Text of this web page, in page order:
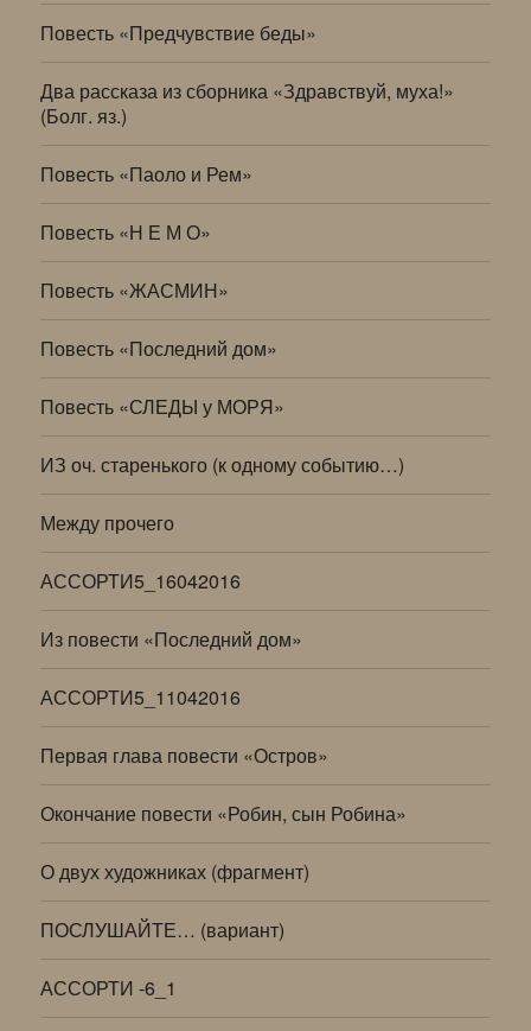
Повесть «Предчувствие беды»
Два рассказа из сборника «Здравствуй, муха!»
(Болг. яз.)
Повесть «Паоло и Рем»
Повесть «Н Е М О»
Повесть «ЖАСМИН»
Повесть «Последний дом»
Повесть «СЛЕДЫ у МОРЯ»
ИЗ оч. старенького (к одному событию…)
Между прочего
АССОРТИ5_16042016
Из повести «Последний дом»
АССОРТИ5_11042016
Первая глава повести «Остров»
Окончание повести «Робин, сын Робина»
О двух художниках (фрагмент)
ПОСЛУШАЙТЕ… (вариант)
АССОРТИ -6_1